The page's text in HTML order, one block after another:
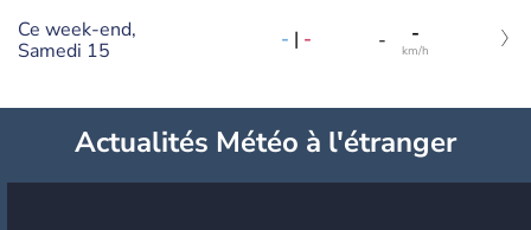
Ce week-end,
Samedi 15
- | - - -
km/h
Actualités Météo à l'étranger